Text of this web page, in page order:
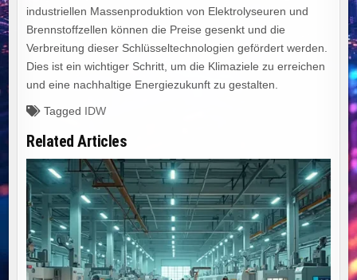
industriellen Massenproduktion von Elektrolyseuren und
Brennstoffzellen können die Preise gesenkt und die
Verbreitung dieser Schlüsseltechnologien gefördert werden.
Dies ist ein wichtiger Schritt, um die Klimaziele zu erreichen
und eine nachhaltige Energiezukunft zu gestalten.
Tagged IDW
Related Articles